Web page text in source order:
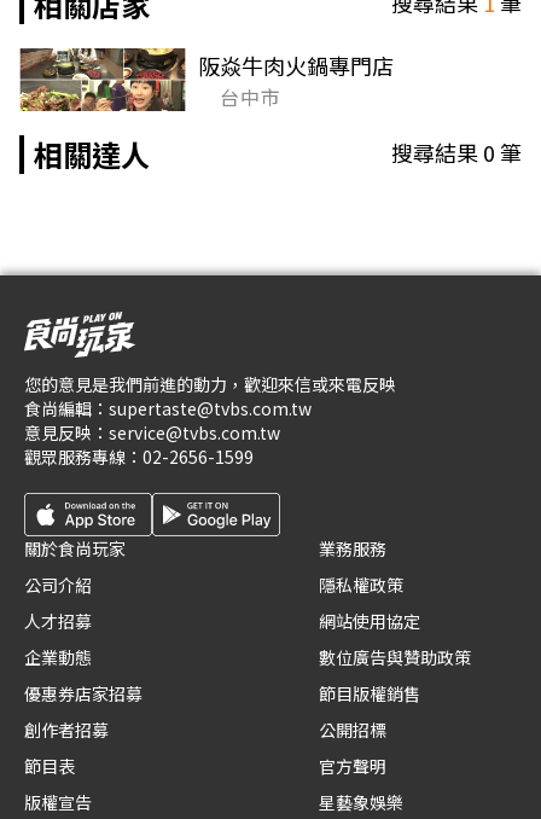
阪焱牛肉火鍋專門店
台中市
相關達人 搜尋結果0筆
您的意見是我們前進的動力，歡迎來信或來電反映
食尚編輯： supertaste@tvbs.com.tw
意見反映： service@tvbs.com.tw
觀眾服務專線： 02-2656-1599
關於食尚玩家
公司介紹
人才招募
企業動態
優惠券店家招募
創作者招募
節目表
版權宣告
業務服務
隱私權政策
網站使用協定
數位廣告與贊助政策
節目版權銷售
公開招標
官方聲明
星藝象娛樂